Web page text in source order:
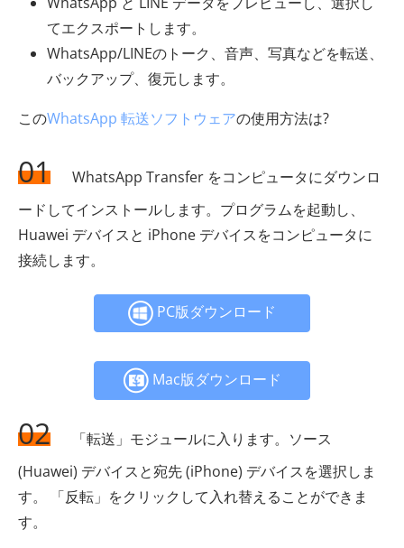
てエクスポートします。
WhatsApp/LINEのトーク、音声、写真などを転送、
バックアップ、復元します。
このWhatsApp 転送ソフトウェアの使用方法は?
01
WhatsApp Transfer をコンピュータにダウンロ
ードしてインストールします。プログラムを起動し、
Huawei デバイスと iPhone デバイスをコンピュータに
接続します。
PC版ダウンロード
Mac版ダウンロード
02
「転送」モジュールに入ります。ソース
(Huawei) デバイスと宛先 (iPhone) デバイスを選択しま
す。 「反転」をクリックして入れ替えることができま
す。